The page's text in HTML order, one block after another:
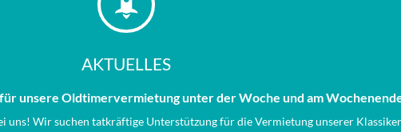
AKTUELLES
unsere Oldtimervermietung unter der Woche und am
uns! Wir suchen tatkräftige Unterstützung für die Vermietung unserer